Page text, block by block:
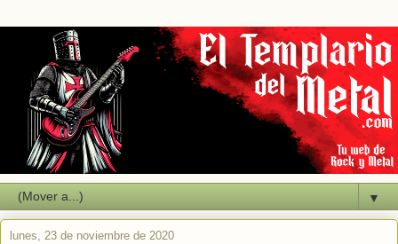
▼
lunes, 23 de noviembre de 2020